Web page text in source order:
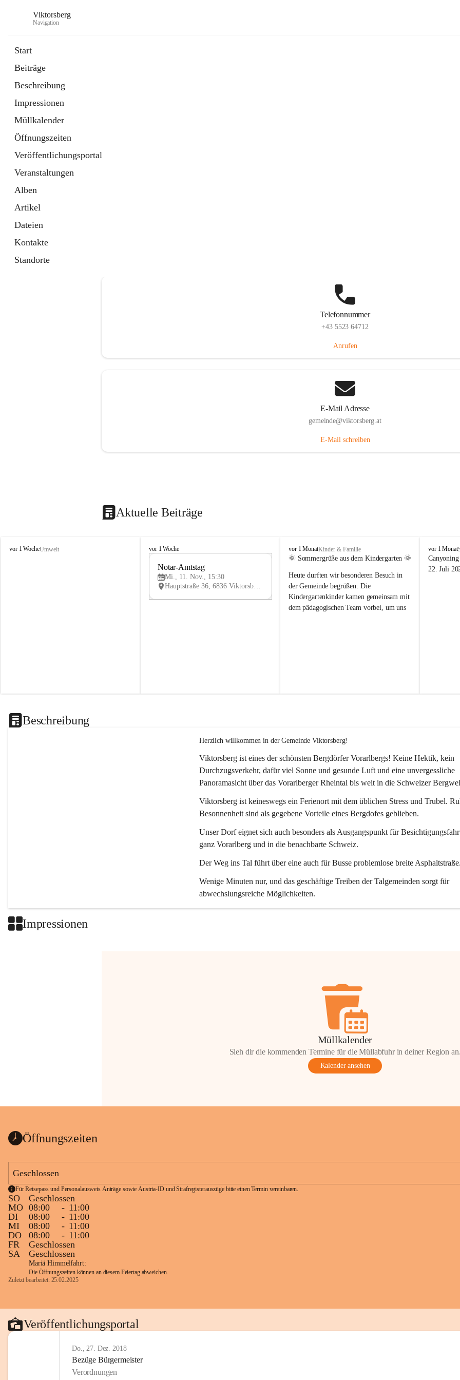
Viktorsberg
Navigation
Start
Beiträge
Beschreibung
Impressionen
Müllkalender
Öffnungszeiten
Veröffentlichungsportal
Veranstaltungen
Alben
Artikel
Dateien
Kontakte
Standorte
Telefonnummer
+43 5523 64712
Anrufen
E-Mail Adresse
gemeinde@viktorsberg.at
E-Mail schreiben
Aktuelle Beiträge
V
vor 1 WocheUmwelt
V
vor 1 Woche
V
Notar-Amtstag
Mi., 11. Nov., 15:30
Hauptstraße 36, 6836 Viktorsberg, AUT
V
i
t
o
r
s
vor 1 MonatKinder & Familie
🌞 Sommergrüße aus dem Kindergarten 🌞
Heute durften wir besonderen Besuch in
der Gemeinde begrüßen: Die
Kindergartenkinder kamen gemeinsam mit
dem pädagogischen Team vorbei, um uns
V
i
k
vor 1 Monat
22. Juli
Beschreibung
Herzlich willkommen in der Gemeinde Viktorsberg!
Viktorsberg ist eines der schönsten Bergdörfer Vorarlbergs! Keine Hektik, kein
Durchzugsverkehr, dafür viel Sonne und gesunde Luft und eine unvergessliche
Panoramasicht über das Vorarlberger Rheintal bis weit in die Schweizer
Viktorsberg ist keineswegs ein Ferienort mit dem üblichen Stress und Trubel.
Besonnenheit sind als gegebene Vorteile eines Bergdofes geblieben.
Unser Dorf eignet sich auch besonders als Ausgangspunkt für
ganz Vorarlberg und in die benachbarte Schweiz.
Der Weg ins Tal führt über eine auch für Busse problemlose breite
Wenige Minuten nur, und das geschäftige Treiben der Talgemeinden sorgt für
abwechslungsreiche Möglichkeiten.
Impressionen
Müllkalender
Sieh dir die kommenden Termine für die Müllabfuhr in deiner Region
Kalender ansehen
Öffnungszeiten
Geschlossen
Für Reisepass und Personalausweis Anträge sowie Austria-ID und Strafregisterauszüge bitte einen Termin vereinbaren.
SO
Geschlossen
MO 08:00 - 11:00
DI
08:00 - 11:00
MI
08:00 - 11:00
DO
08:00 - 11:00
FR
Geschlossen
SA
Geschlossen
Mariä Himmelfahrt:
Die Öffnungszeiten können an diesem Feiertag abweichen.
Zuletzt bearbeitet: 25.02.2025
Veröffentlichungsportal
Do., 27. Dez. 2018
Bezüge Bürgermeister
Verordnungen